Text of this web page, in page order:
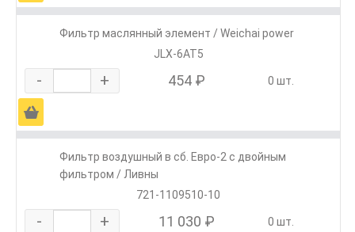
Фильтр маслянный элемент / Weichai power
JLX-6AT5
- + 454 ₽ 0 шт.
Ä
Фильтр воздушный в сб. Евро-2 с двойным
фильтром / Ливны
721-1109510-10
- + 11 030 ₽ 0 шт.